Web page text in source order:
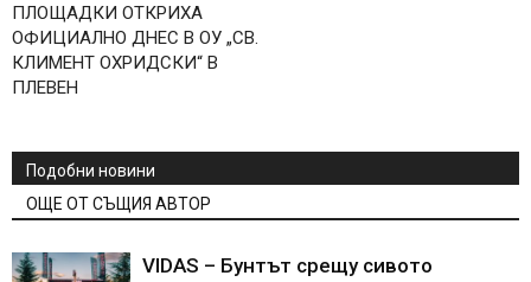
ПЛОЩАДКИ ОТКРИХА
ОФИЦИАЛНО ДНЕС В ОУ „СВ.
КЛИМЕНТ ОХРИДСКИ“ В
ПЛЕВЕН
Подобни новини
ОЩЕ ОТ СЪЩИЯ АВТОР
VIDAS – Бунтът срещу сивото